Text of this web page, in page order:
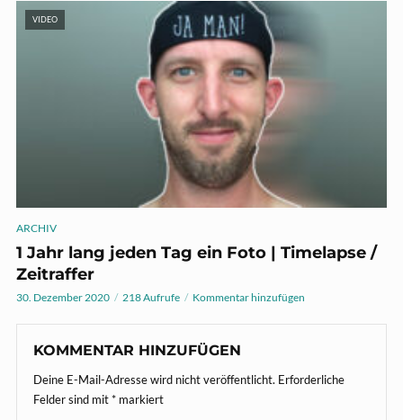
VIDEO
ARCHIV
1 Jahr lang jeden Tag ein Foto | Timelapse /
Zeitraffer
30. Dezember 2020 218 Aufrufe Kommentar hinzufügen
KOMMENTAR HINZUFÜGEN
Deine E-Mail-Adresse wird nicht veröffentlicht. Erforderliche
Felder sind mit* markiert